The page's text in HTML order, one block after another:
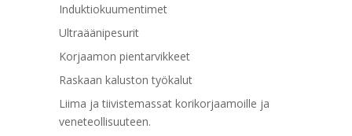
Induktiokuumentimet
Ultraäänipesurit
Korjaamon pientarvikkeet
Raskaan kaluston työkalut
Liima ja tiivistemassat korikorjaamoille ja
veneteollisuuteen.